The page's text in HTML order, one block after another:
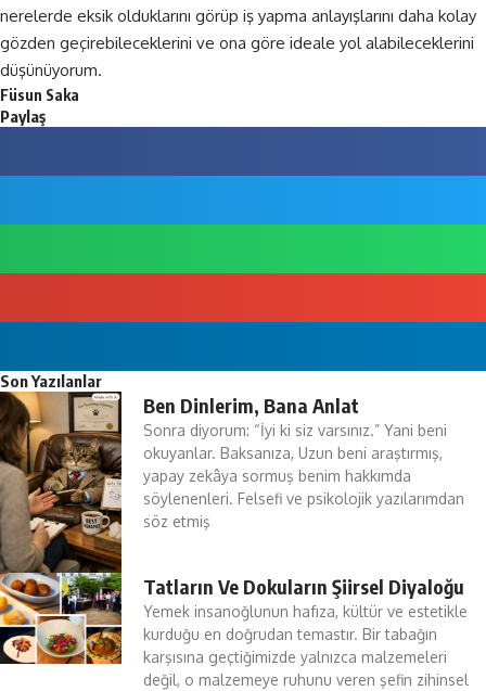
nerelerde eksik olduklarını görüp iş yapma anlayışlarını daha kolay
gözden geçirebileceklerini ve ona göre ideale yol alabileceklerini
düşünüyorum.
Füsun Saka
Paylaş
Son Yazılanlar
Ben Dinlerim, Bana Anlat
Sonra diyorum: “İyi ki siz varsınız.” Yani beni
okuyanlar. Baksanıza, Uzun beni araştırmış,
yapay zekâya sormuş benim hakkımda
söylenenleri. Felsefi ve psikolojik yazılarımdan
söz etmiş
Tatların Ve Dokuların Şiirsel Diyaloğu
Yemek insanoğlunun hafıza, kültür ve estetikle
kurduğu en doğrudan temastır. Bir tabağın
karşısına geçtiğimizde yalnızca malzemeleri
değil, o malzemeye ruhunu veren şefin zihinsel